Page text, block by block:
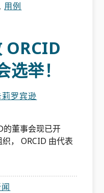
, 用例
ORCID
举！
莉罗宾逊
的董事会现已开
， ORCID 由代表